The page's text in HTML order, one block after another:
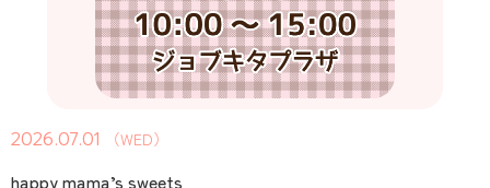
2026.07.01 （WED）
happy mama’s sweets